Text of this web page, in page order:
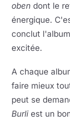
oben dont le
énergique.
conclut
excitée.
A chaque
faire mieux
peut se
Burliest un